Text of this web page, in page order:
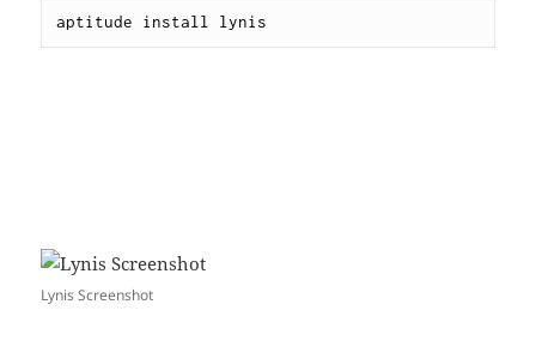
aptitude install lynis
Lynis Screenshot